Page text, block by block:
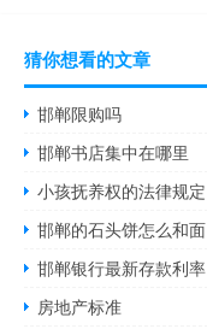
猜你想看的文章
邯郸限购吗
邯郸书店集中在哪里
小孩抚养权的法律规定
邯郸的石头饼怎么和面
邯郸银行最新存款利率
房地产标准